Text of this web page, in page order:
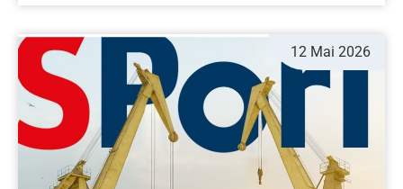
12 Mai 2026